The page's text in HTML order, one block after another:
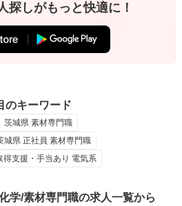
探しがもっと快適に！
のキーワード
茨城県 素材専門職
城県 正社員 素材専門職
得支援・手当あり 電気系
学/素材専門職の求人一覧から